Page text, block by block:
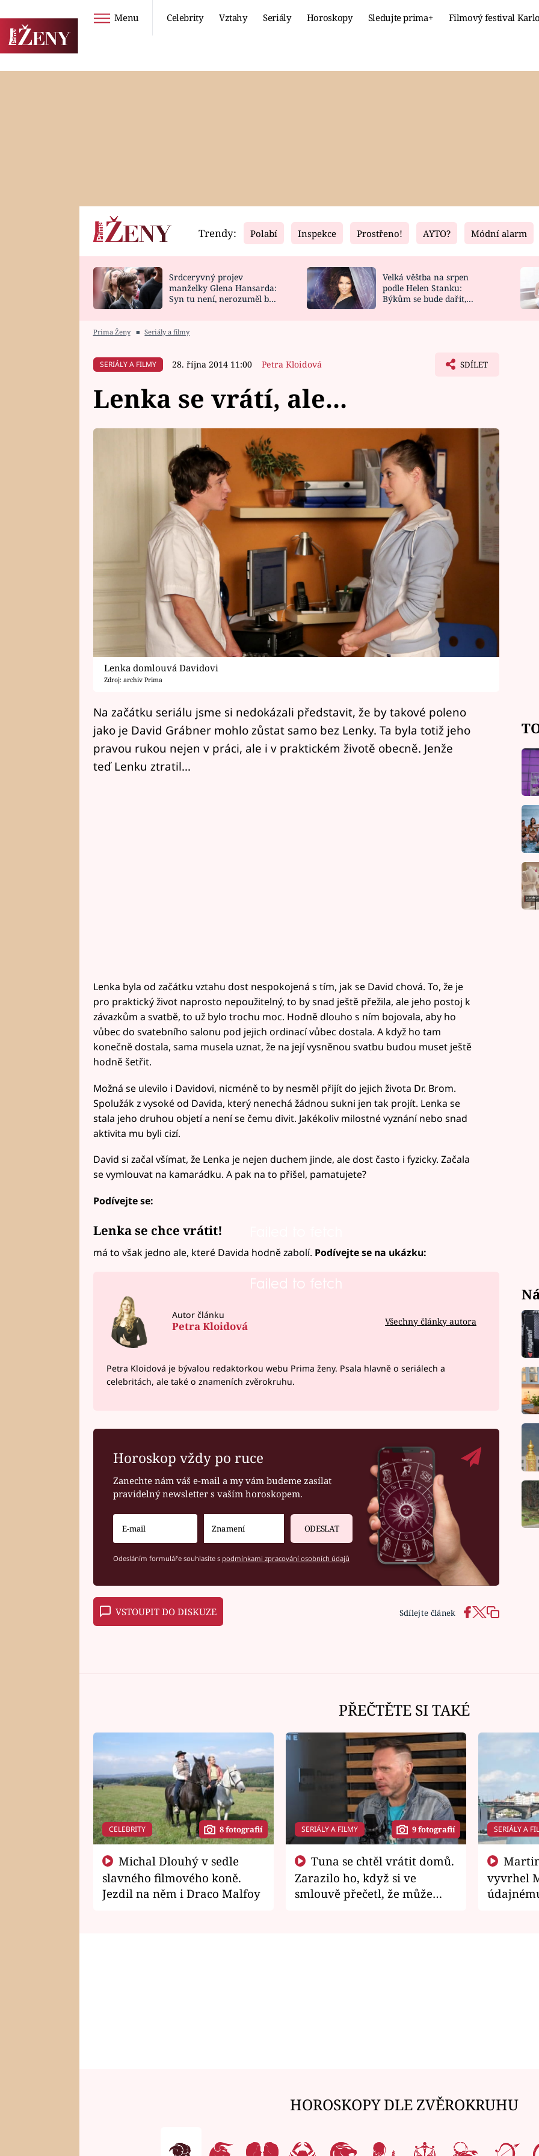
Menu Celebrity Vztahy Seriály Horoskopy Sledujte prima+ Filmový festival
Horoskopy
HOROSKOP NA
Video
CELEBRITY
VAŘENÍ
Fresh
NOVINKY
VIDEORECEPTY
Living
DESIGN
Trendy: Polabí Inspekce Prostřeno! AYTO? Módní alarm
Srdceryvný projev
manželky Glena Hansarda:
Syn tu není, nerozuměl by
Velká věštba na srpen
podle Helen Stanku:
Býkům se bude dařit,
Prima Ženy ■ Seriály a filmy
SERIÁLY A FILMY 28. října 2014 11:00 Petra Kloidová SDÍLET
Lenka se vrátí, ale...
Lenka domlouvá Davidovi
Zdroj: archiv Prima
Na začátku seriálu jsme si nedokázali představit, že by takové poleno
jako je David Grábner mohlo zůstat samo bez Lenky. Ta byla totiž jeho
pravou rukou nejen v práci, ale i v praktickém životě obecně. Jenže
teď Lenku ztratil...
Lenka byla od začátku vztahu dost nespokojená s tím, jak se David chová. To, že je
pro praktický život naprosto nepoužitelný, to by snad ještě přežila, ale jeho postoj k
závazkům a svatbě, to už bylo trochu moc. Hodně dlouho s ním bojovala, aby ho
vůbec do svatebního salonu pod jejich ordinací vůbec dostala. A když ho tam
konečně dostala, sama musela uznat, že na její vysněnou svatbu budou muset ještě
hodně šetřit.
Možná se ulevilo i Davidovi, nicméně to by nesměl přijít do jejich života Dr. Brom.
Spolužák z vysoké od Davida, který nenechá žádnou sukni jen tak projít. Lenka se
stala jeho druhou objetí a není se čemu divit. Jakékoliv milostné vyznání nebo snad
aktivita mu byli cizí.
David si začal všímat, že Lenka je nejen duchem jinde, ale dost často i fyzicky. Začala
se vymlouvat na kamarádku. A pak na to přišel, pamatujete?
Podívejte se:
Lenka se chce vrátit!
má to však jedno ale, které Davida hodně zabolí. Podívejte se na ukázku:
Failed to fetch
Autor článku
Petra Kloidová Všechny články autora
Petra Kloidová je bývalou redaktorkou webu Prima ženy. Psala hlavně o seriálech a
celebritách, ale také o znameních zvěrokruhu.
Horoskop vždy po ruce
Zanechte nám váš e-mail a my vám budeme zasílat
pravidelný newsletter s vaším horoskopem.
ODESLAT
Odesláním formuláře souhlasíte s podmínkami zpracování osobních údajů
VSTOUPIT DO DISKUZE Sdílejte článek
PŘEČTĚTE SI TAKÉ
CELEBRITY 8 fotografií
slavného filmového koně.
Jezdil na něm i Draco Malfoy
SERIÁLY A FILMY 9 fotografií
Zarazilo ho, když si ve
smlouvě přečetl, že může
SERIÁLY A
vyvrhel
HOROSKOPY DLE ZVĚROKRUHU